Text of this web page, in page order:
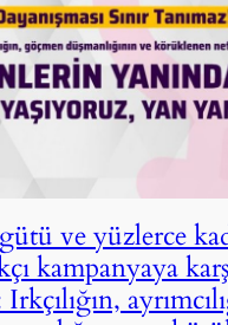
ve yüzlerce
kampanyaya